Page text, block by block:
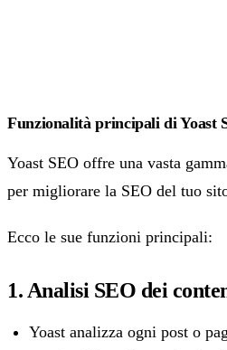
Funzionalità principali di Yoast
Yoast SEO offre una vasta
per migliorare la SEO del tuo
Ecco le sue funzioni principali:
1. Analisi SEO dei
Yoast analizza ogni post o